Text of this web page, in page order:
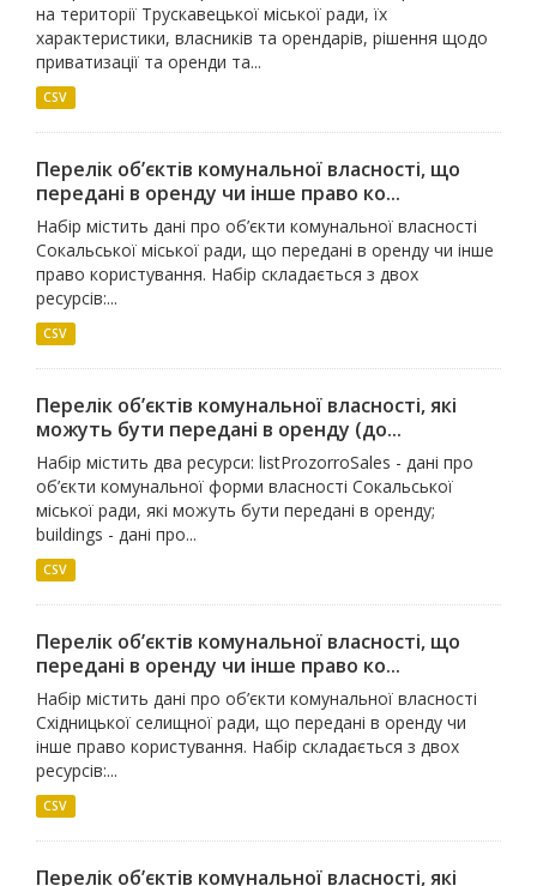
на території Трускавецької міської ради, їх
характеристики, власників та орендарів, рішення щодо
приватизації та оренди та...
CSV
Перелік об’єктів комунальної власності, що
передані в оренду чи інше право ко...
Набір містить дані про об’єкти комунальної власності
Сокальської міської ради, що передані в оренду чи інше
право користування. Набір складається з двох
ресурсів:...
CSV
Перелік об’єктів комунальної власності, які
можуть бути передані в оренду (до...
Набір містить два ресурси: listProzorroSales - дані про
об’єкти комунальної форми власності Сокальської
міської ради, які можуть бути передані в оренду;
buildings - дані про...
CSV
Перелік об’єктів комунальної власності, що
передані в оренду чи інше право ко...
Набір містить дані про об’єкти комунальної власності
Східницької селищної ради, що передані в оренду чи
інше право користування. Набір складається з двох
ресурсів:...
CSV
Перелік об’єктів комунальної власності, які